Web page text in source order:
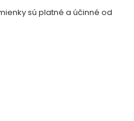
sú platné a účinné od